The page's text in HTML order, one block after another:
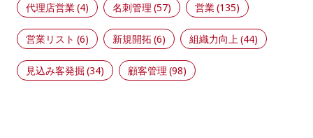
代理店営業(4) 名刺管理 (57) 営業(135)
営業リスト (6) 新規開拓 (6) 組織力向上(44)
見込み客発掘 (34) 顧客管理 (98)